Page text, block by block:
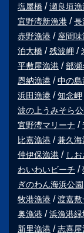
塩屋橋
瀬良垣漁
宜野湾新漁港
長
赤野漁港
座間味
泊大橋
残波岬
平敷屋漁港
部瀬
恩納漁港
中の島
浜田漁港
知念岬
波の上うみそら公
宜野湾マリーナ
比嘉漁港
兼久海
仲伊保漁港
し
わいわいビーチ
ぎのわん海浜公園
牧港漁港
渡嘉
奥漁港
浜漁港緑
新里漁港
志喜屋